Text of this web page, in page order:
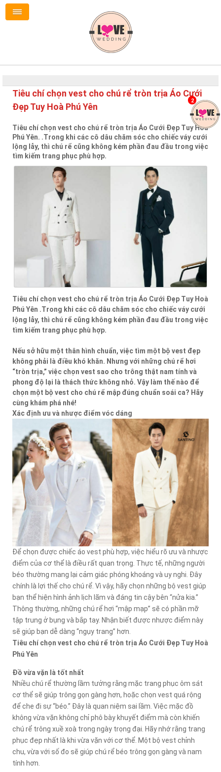
Tiêu chí chọn vest cho chú rể tròn trịa Áo Cưới
Đẹp Tuy Hoà Phú Yên
Tiêu chí chọn vest cho chú rể tròn trịa Áo Cưới Đẹp Tuy Hoà
Phú Yên. .Trong khi các cô dâu chăm sóc cho chiếc váy cưới
lộng lẫy, thì chú rể cũng không kém phần đau đầu trong việc
tìm kiếm trang phục phù hợp.
Tiêu chí chọn vest cho chú rể tròn trịa Áo Cưới Đẹp Tuy Hoà
Phú Yên .Trong khi các cô dâu chăm sóc cho chiếc váy cưới
lộng lẫy, thì chú rể cũng không kém phần đau đầu trong việc
tìm kiếm trang phục phù hợp.
Nếu sở hữu một thân hình chuẩn, việc tìm một bộ vest đẹp
không phải là điều khó khăn. Nhưng với những chú rể hơi
“tròn trịa,” việc chọn vest sao cho trông thật nam tính và
phong độ lại là thách thức không nhỏ. Vậy làm thế nào để
chọn một bộ vest cho chú rể mập đúng chuẩn soái ca? Hãy
cùng khám phá nhé!
Xác định ưu và nhược điểm vóc dáng
Để chọn được chiếc áo vest phù hợp, việc hiểu rõ ưu và nhược
điểm của cơ thể là điều rất quan trọng. Thực tế, những người
béo thường mang lại cảm giác phóng khoáng và uy nghi. Đây
chính là lợi thế cho chú rể. Vì vậy, hãy chọn những bộ vest giúp
bạn thể hiện hình ảnh lịch lãm và đáng tin cậy bên “nửa kia.”
Thông thường, những chú rể hơi “mập mạp” sẽ có phần mỡ
tập trung ở bụng và bắp tay. Nhận biết được nhược điểm này
sẽ giúp bạn dễ dàng “ngụy trang” hơn.
Tiêu chí chọn vest cho chú rể tròn trịa Áo Cưới Đẹp Tuy Hoà
Phú Yên
Đồ vừa vặn là tốt nhất
Nhiều chú rể thường lầm tưởng rằng mặc trang phục ôm sát
cơ thể sẽ giúp trông gọn gàng hơn, hoặc chọn vest quá rộng
để che đi sự “béo.” Đây là quan niệm sai lầm. Việc mặc đồ
không vừa vặn không chỉ phô bày khuyết điểm mà còn khiến
chú rể trông xuề xoà trong ngày trọng đại. Hãy nhớ rằng trang
phục đẹp nhất là khi vừa vặn với cơ thể. Một bộ vest chỉnh
chu, vừa với số đo sẽ giúp chú rể béo trông gọn gàng và nam
tính hơn.
2